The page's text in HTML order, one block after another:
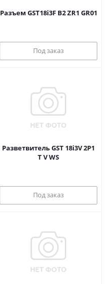
Разъем GST18i3F B2 ZR1 GR01
Под заказ
Разветвитель GST 18i3V 2P1
T V WS
Под заказ